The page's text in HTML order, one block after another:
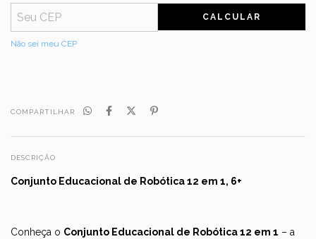
CALCULAR
Não sei meu CEP
COMPARTILHAR
DESCRIÇÃO
Conjunto Educacional de Robótica 12 em 1, 6+
Conheça o Conjunto Educacional de Robótica 12 em 1 – a